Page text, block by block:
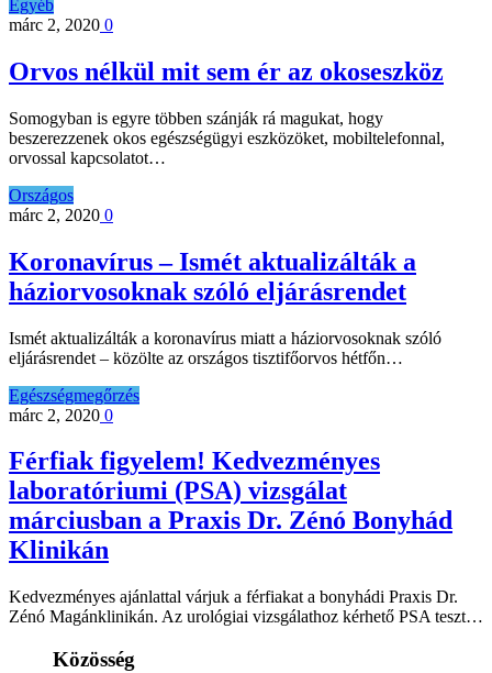
Egyéb
márc 2, 2020 0
Orvos nélkül mit sem ér az okoseszköz
Somogyban is egyre többen szánják rá magukat, hogy
beszerezzenek okos egészségügyi eszközöket, mobiltelefonnal,
orvossal kapcsolatot…
Országos
márc 2, 2020 0
Koronavírus – Ismét aktualizálták a
háziorvosoknak szóló eljárásrendet
Ismét aktualizálták a koronavírus miatt a háziorvosoknak szóló
eljárásrendet – közölte az országos tisztifőorvos hétfőn…
Egészségmegőrzés
márc 2, 2020 0
Férfiak figyelem! Kedvezményes
laboratóriumi (PSA) vizsgálat
márciusban a Praxis Dr. Zénó Bonyhád
Klinikán
Kedvezményes ajánlattal várjuk a férfiakat a bonyhádi Praxis Dr.
Zénó Magánklinikán. Az urológiai vizsgálathoz kérhető PSA teszt…
Közösség